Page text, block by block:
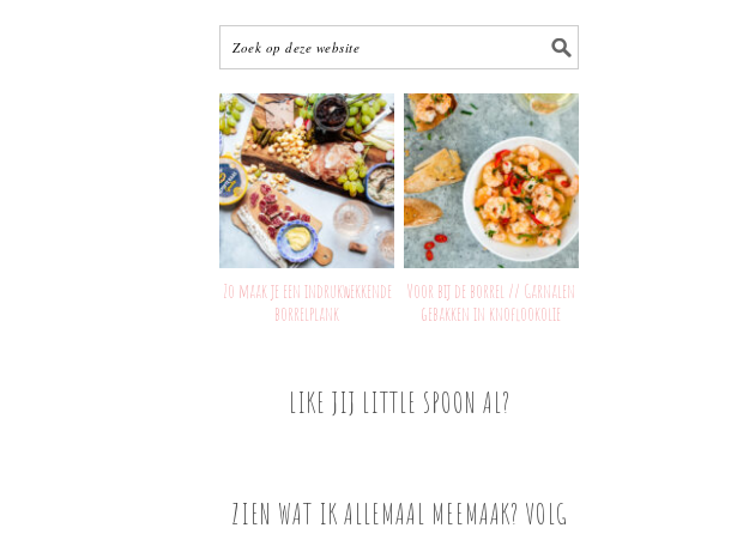
Zo maak je een indrukwekkende
borrelplank
Voor bij de borrel // Garnalen
gebakken in knoflookolie
LIKE JIJ LITTLE SPOON AL?
ZIEN WAT IK ALLEMAAL MEEMAAK? VOLG